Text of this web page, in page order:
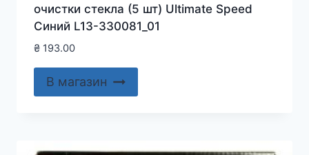
очистки стекла (5 шт) Ultimate Speed
Синий L13-330081_01
₴193.00
В магазин